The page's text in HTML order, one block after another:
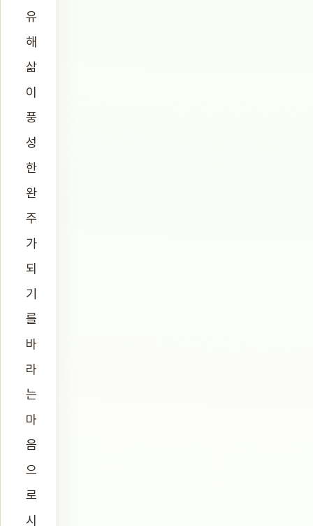
유
해
삶
이
풍
성
한
완
주
가
되
기
를
바
라
는
마
음
으
로
시